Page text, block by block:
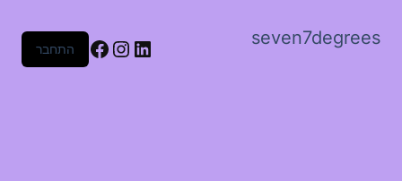
seven7degrees
LinkedIn
Instagram
Facebook
התחבר